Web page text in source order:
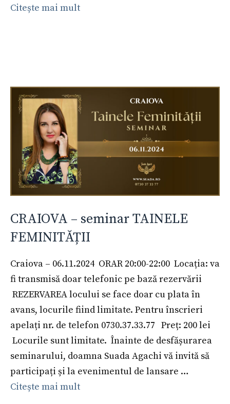
Citește mai mult
CRAIOVA – seminar TAINELE
FEMINITĂȚII
Craiova – 06.11.2024 ORAR 20:00-22:00 Locația: va
fi transmisă doar telefonic pe bază rezervării
REZERVAREA locului se face doar cu plata în
avans, locurile fiind limitate. Pentru înscrieri
apelați nr. de telefon 0730.37.33.77 Preț: 200 lei
Locurile sunt limitate. Înainte de desfășurarea
seminarului, doamna Suada Agachi vă invită să
participați și la evenimentul de lansare …
Citește mai mult